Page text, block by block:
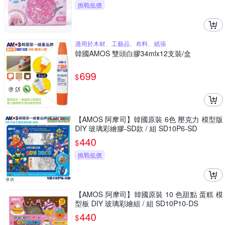
挑戰低價
適用於木材、工藝品、布料、紙張
韓國AMOS 雙頭白膠34mlx12支裝/盒
$699
【AMOS 阿摩司】韓國原裝 6色 壓克力 模型版
DIY 玻璃彩繪膠-SD款 / 組 SD10P6-SD
$440
挑戰低價
【AMOS 阿摩司】韓國原裝 10 色甜點 蛋糕 模
型板 DIY 玻璃彩繪組 / 組 SD10P10-DS
$440